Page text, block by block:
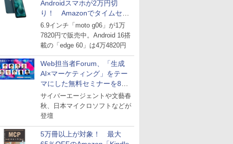
Androidスマホが2万円切
り！ Amazonでタイムセー
ル
6.9インチ「moto g06」が1万
7820円で販売中。Android 16搭
載の「edge 60」は4万4820円
Web担当者Forum、「生成
AI×マーケティング」をテー
マにした無料セミナーを8月
27日にオンライン開催
サイバーエージェントや文藝春
秋、日本マイクロソフトなどが
登壇
5万冊以上が対象！ 最大